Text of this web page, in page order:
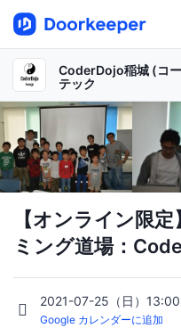
CoderDojo稲城 (コ
テック
【オンライン限
ミング道場：
2021-07-25（日）
Google カレンダーに追加